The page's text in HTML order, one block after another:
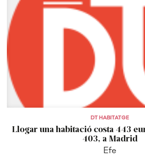
DT HABITATGE
Llogar una habitació costa 443
403, a Madrid
Efe